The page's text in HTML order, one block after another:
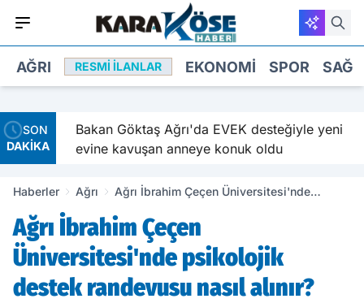
AĞRI RESMI İLANLAR EKONOMI SPOR
SON
DAKİKA
Bakan Göktaş Ağrı'da EVEK desteğiyle yeni
evine kavuşan anneye konuk oldu
Haberler Ağrı
Ağrı İbrahim Çeçen Üniversitesi'nde
Ağrı İbrahim Çeçen
Üniversitesi'nde psikolojik
destek randevusu nasıl alınır?